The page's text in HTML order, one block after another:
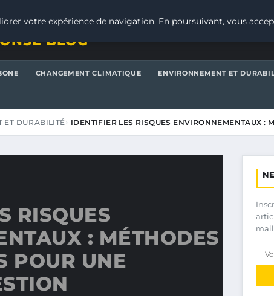
BLOG
CHANGEMENT CLIMATIQUE ENVIRONNEMENT ET
ET DURABILITÉ IDENTIFIER LES RISQUES ENVIRONNEMENTAUX :
RISQUES
: MÉTHODES
POUR UNE
votre expérience de navigation. En poursuivant, vous